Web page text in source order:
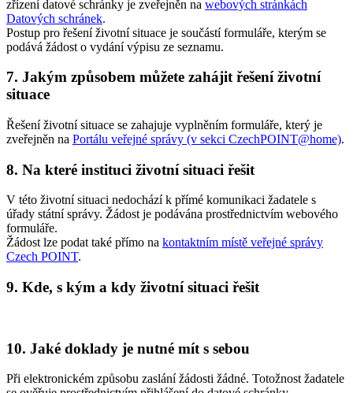
zřízení datové schránky je zveřejněn na webových stránkách
Datových schránek.
Postup pro řešení životní situace je součástí formuláře, kterým se
podává žádost o vydání výpisu ze seznamu.
7. Jakým způsobem můžete zahájit řešení životní
situace
Řešení životní situace se zahajuje vyplněním formuláře, který je
zveřejněn na Portálu veřejné správy (v sekci CzechPOINT@home).
8. Na které instituci životní situaci řešit
V této životní situaci nedochází k přímé komunikaci žadatele s
úřady státní správy. Žádost je podávána prostřednictvím webového
formuláře.
Žádost lze podat také přímo na kontaktním místě veřejné správy
Czech POINT.
9. Kde, s kým a kdy životní situaci řešit
10. Jaké doklady je nutné mít s sebou
Při elektronickém způsobu zaslání žádosti žádné. Totožnost žadatele